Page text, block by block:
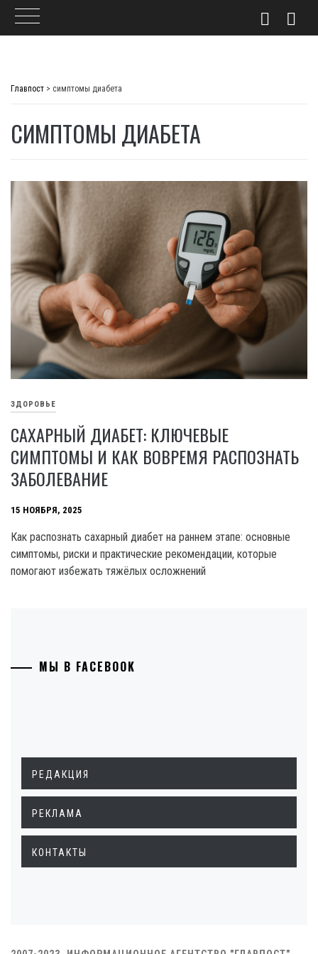
Главпост > симптомы диабета
СИМПТОМЫ ДИАБЕТА
ЗДОРОВЬЕ
САХАРНЫЙ ДИАБЕТ: КЛЮЧЕВЫЕ
СИМПТОМЫ И КАК ВОВРЕМЯ РАСПОЗНАТЬ
ЗАБОЛЕВАНИЕ
15 НОЯБРЯ, 2025
Как распознать сахарный диабет на раннем этапе: основные
симптомы, риски и практические рекомендации, которые
помогают избежать тяжёлых осложнений
МЫ В FACEBOOK
РЕДАКЦИЯ
РЕКЛАМА
КОНТАКТЫ